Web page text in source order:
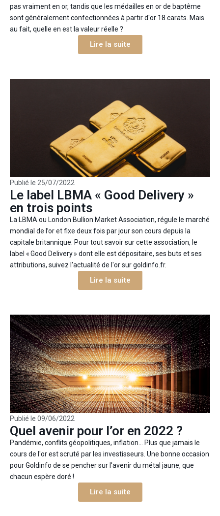
pas vraiment en or, tandis que les médailles en or de baptême
sont généralement confectionnées à partir d'or 18 carats. Mais
au fait, quelle en est la valeur réelle ?
Lire la suite
Publié le 25/07/2022
Le label LBMA « Good Delivery »
en trois points
La LBMA ou London Bullion Market Association, régule le marché
mondial de l’or et fixe deux fois par jour son cours depuis la
capitale britannique. Pour tout savoir sur cette association, le
label « Good Delivery » dont elle est dépositaire, ses buts et ses
attributions, suivez l'actualité de l'or sur goldinfo.fr.
Lire la suite
Publié le 09/06/2022
Quel avenir pour l’or en 2022 ?
Pandémie, conflits géopolitiques, inflation... Plus que jamais le
cours de l'or est scruté par les investisseurs. Une bonne occasion
pour Goldinfo de se pencher sur l'avenir du métal jaune, que
chacun espère doré !
Lire la suite